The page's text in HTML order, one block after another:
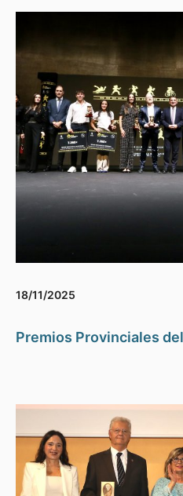
18/11/2025
Premios Provinciales